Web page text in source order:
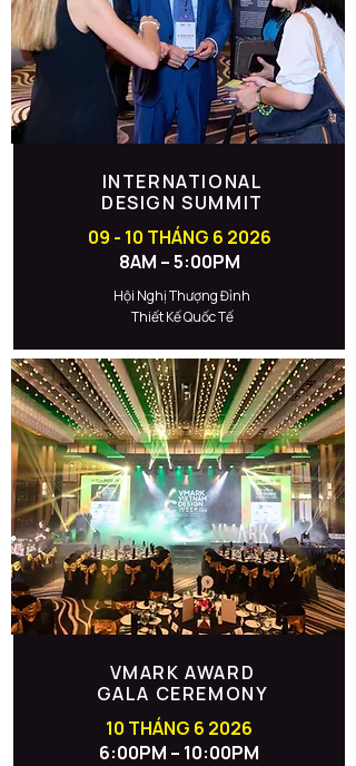
INTERNATIONAL
DESIGN SUMMIT
09 - 10 THÁNG 6 2026
8AM – 5:00PM
Hội Nghị Thượng Đỉnh
Thiết Kế Quốc Tế
VMARK AWARD
GALA CEREMONY
10 THÁNG 6 2026
6:00PM – 10:00PM